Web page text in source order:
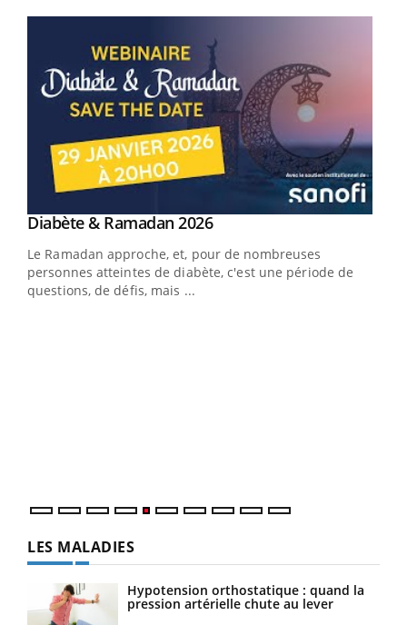
Youtube
Diabète & Ramadan 2026Youtube
Le Ramadan approche, et, pour de nombreuses
personnes atteintes de diabète, c'est une période de
questions, de défis, mais ...
LES MALADIES
Hypotension orthostatique : quand la
pression artérielle chute au lever